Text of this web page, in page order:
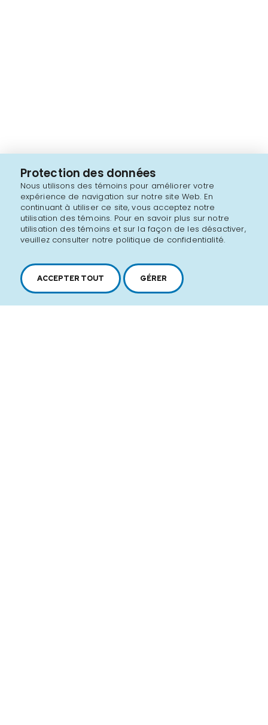
Protection des données
Nous utilisons des témoins pour améliorer votre
expérience de navigation sur notre site Web. En
continuant à utiliser ce site, vous acceptez notre
utilisation des témoins. Pour en savoir plus sur notre
utilisation des témoins et sur la façon de les désactiver,
veuillez consulter notre politique de confidentialité.
ACCEPTER TOUT GÉRER